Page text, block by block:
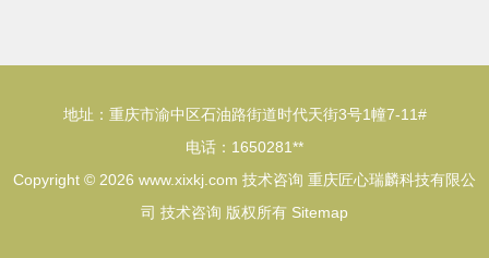
地址：重庆市渝中区石油路街道时代天街3号1幢7-11#
电话：1650281**
Copyright © 2026 www.xixkj.com 技术咨询 重庆匠心瑞麟科技有限公
司 技术咨询 版权所有 Sitemap